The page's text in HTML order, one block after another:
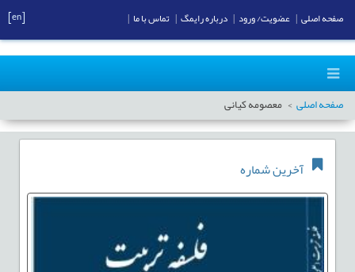
صفحه اصلی معصومه کیانی
آخرین شماره
صفحه اصلی عضویت/ ورود درباره رایمگ تماس با ما